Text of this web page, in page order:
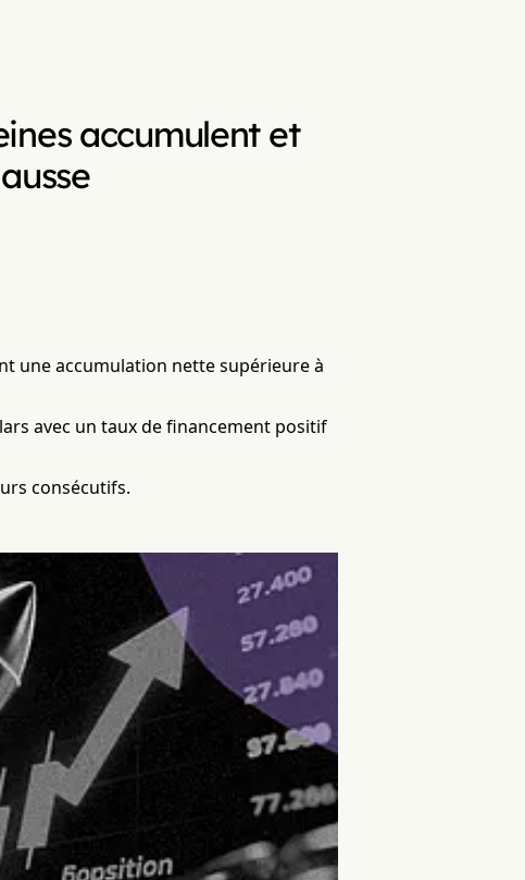
accumulent et
une accumulation nette supérieure à
avec un taux de financement positif
consécutifs.